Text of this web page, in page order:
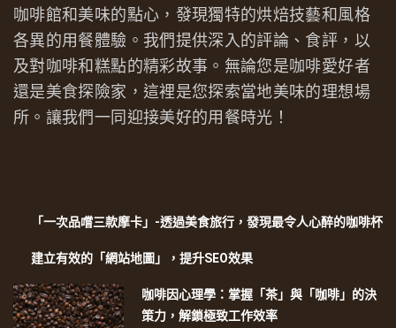
咖啡館和美味的點心，發現獨特的烘焙技藝和風格
各異的用餐體驗。我們提供深入的評論、食評，以
及對咖啡和糕點的精彩故事。無論您是咖啡愛好者
還是美食探險家，這裡是您探索當地美味的理想場
所。讓我們一同迎接美好的用餐時光！
「一次品嚐三款摩卡」-透過美食旅行，發現最令人心醉的咖啡杯
建立有效的「網站地圖」，提升SEO效果
咖啡因心理學：掌握「茶」與「咖啡」的決
策力，解鎖極致工作效率